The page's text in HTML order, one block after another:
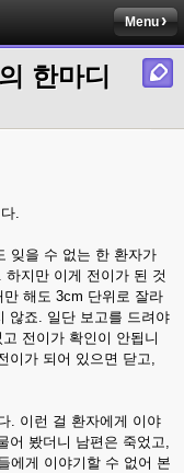
Menu
한마디
.
잊을 수 없는 한 환자가
지만 이게 전이가 된 것
해도 3cm 단위로 잘라
않죠. 일단 보고를 드려야
전이가 확인이 안됩니
이가 되어 있으면 닫고,
. 이런 걸 환자에게 이야
어 봤더니 남편은 죽었고,
에게 이야기할 수 없어 본